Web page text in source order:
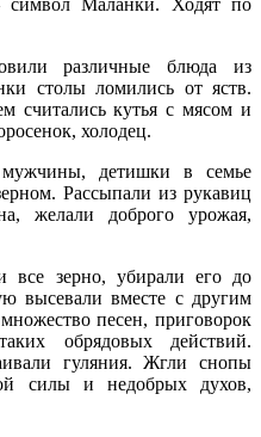
различные блюда из
столы ломились от яств.
считались кутья с мясом и
холодец.
детишки в семье
Рассыпали из рукавиц
желали доброго урожая,
все зерно, убирали его до
высевали вместе с другим
песен, приговорок
обрядовых действий.
гуляния. Жгли снопы
силы и недобрых духов,